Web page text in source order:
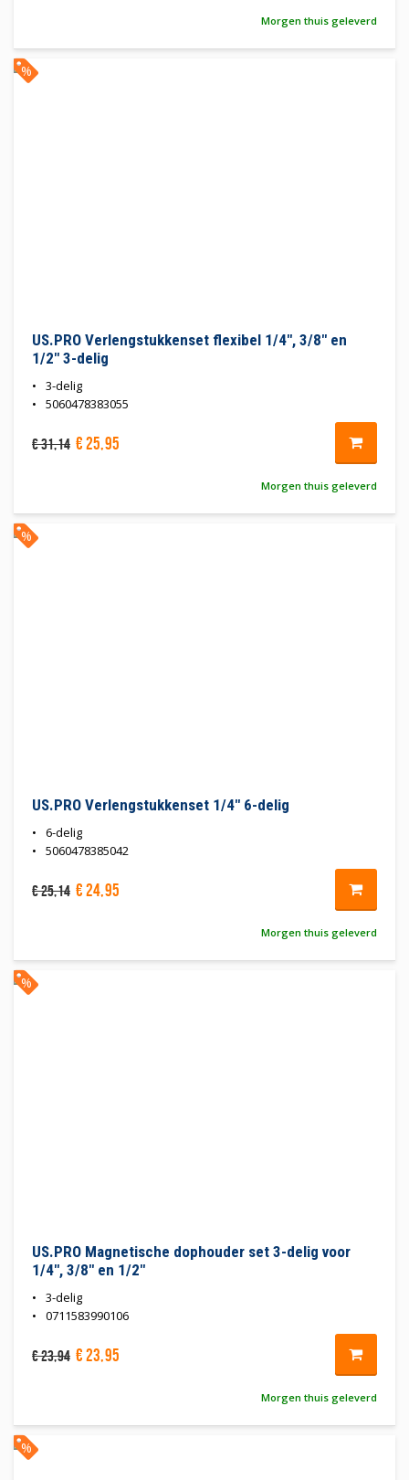
Morgen thuis geleverd
US.PRO Verlengstukkenset flexibel 1/4", 3/8" en
1/2" 3-delig
3-delig
5060478383055
€31,14 €25,95
Morgen thuis geleverd
%
US.PRO Verlengstukkenset 1/4" 6-delig
6-delig
5060478385042
€25,14 €24,95
Morgen thuis geleverd
%
US.PRO Magnetische dophouder set 3-delig voor
1/4", 3/8" en 1/2"
3-delig
0711583990106
€23,94 €23,95
Morgen thuis geleverd
%
%